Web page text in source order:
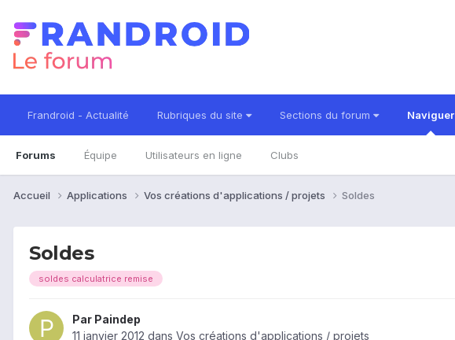
Frandroid - Actualité Rubriques du site Sections du forum Naviguer
Forums Équipe Utilisateurs en ligne Clubs
Accueil Applications Vos créations d'applications / projets Soldes
Soldes
soldes calculatrice remise
Par Paindep
11 janvier 2012 dans Vos créations d'applications / projets